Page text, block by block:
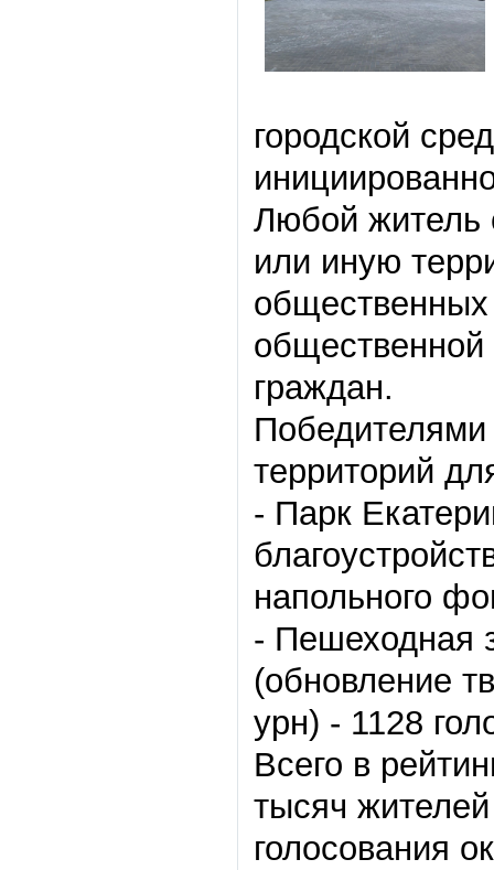
городской
Любой житель
или иную
общественных
граждан.
Победителями
территорий
- Парк
напольного
- Пешеходная
(обновление
урн) - 1128
Всего в
тысяч
голосования